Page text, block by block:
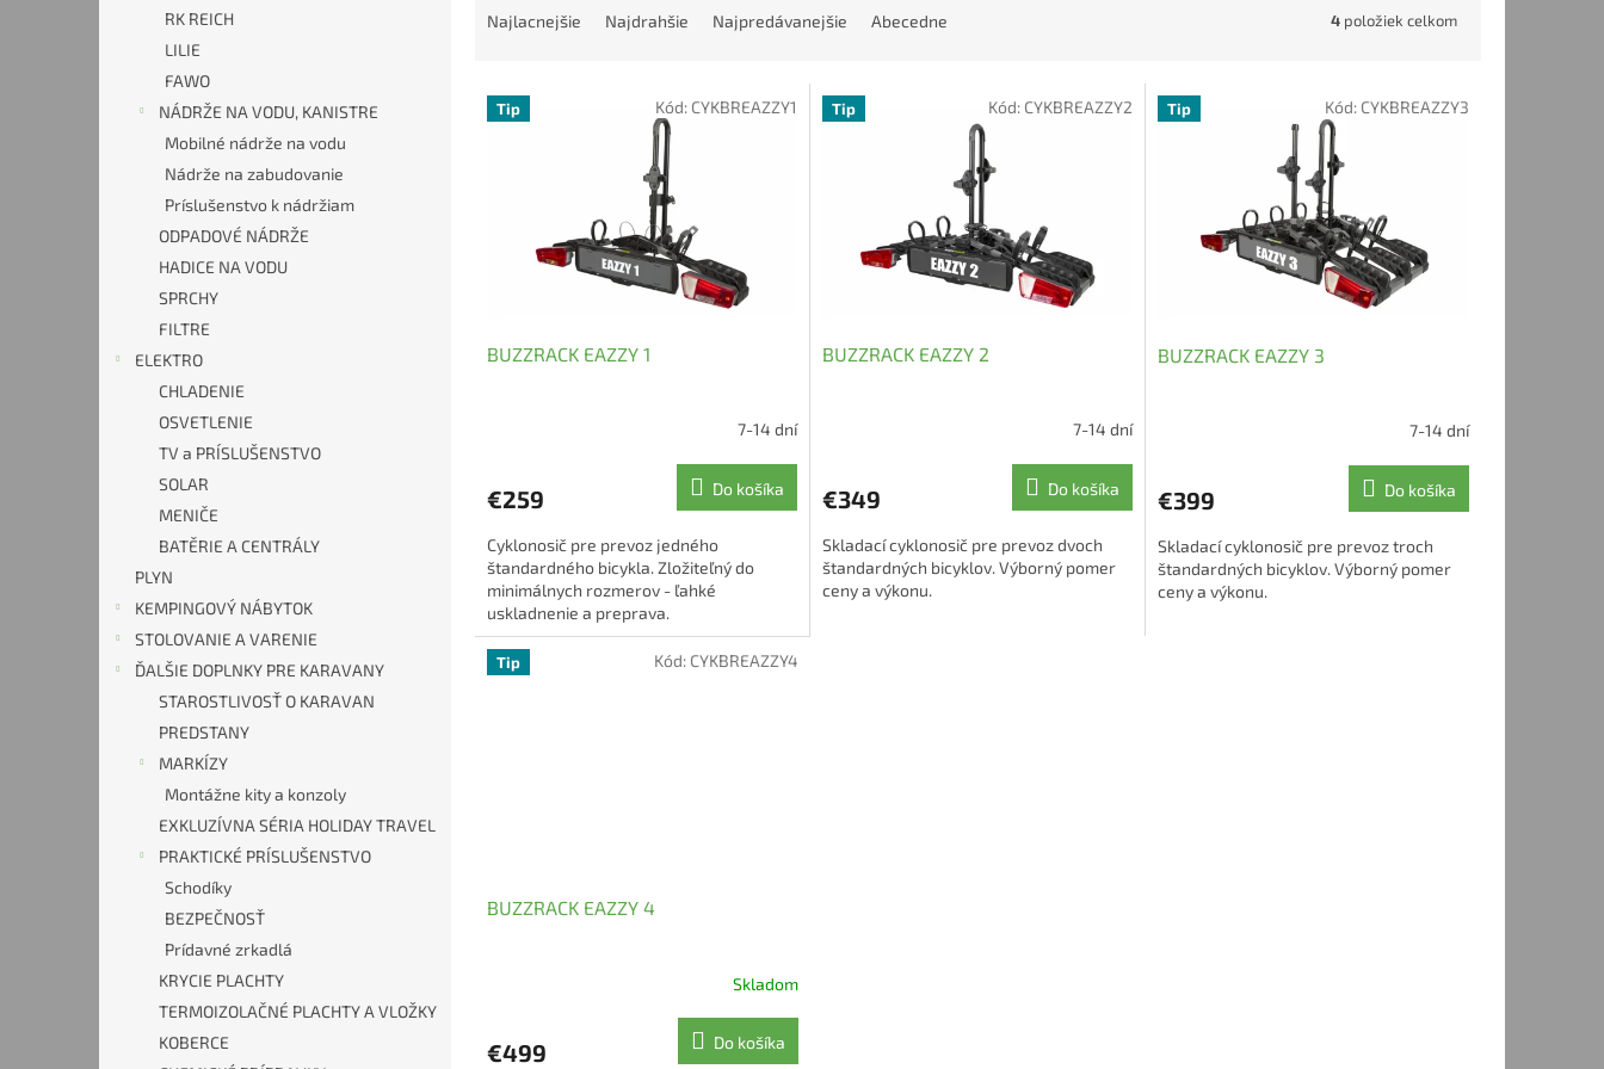
RK REICH
LILIE
FAWO
NÁDRŽE NA VODU, KANISTRE
Mobilné nádrže na vodu
Nádrže na zabudovanie
Príslušenstvo k nádržiam
ODPADOVÉ NÁDRŽE
HADICE NA VODU
SPRCHY
FILTRE
ELEKTRO
CHLADENIE
OSVETLENIE
TV a PRÍSLUŠENSTVO
SOLAR
MENIČE
BATĚRIE A CENTRÁLY
PLYN
KEMPINGOVÝ NÁBYTOK
STOLOVANIE A VARENIE
ĎALŠIE DOPLNKY PRE KARAVANY
STAROSTLIVOSŤ O KARAVAN
PREDSTANY
MARKÍZY
Montážne kity a konzoly
EXKLUZÍVNA SÉRIA HOLIDAY TRAVEL
PRAKTICKÉ PRÍSLUŠENSTVO
Schodíky
BEZPEČNOSŤ
Prídavné zrkadlá
KRYCIE PLACHTY
TERMOIZOLAČNÉ PLACHTY A VLOŽKY
KOBERCE
n
Najlacnejšie Najdrahšie Najpredávanejšie Abecedne 4 položiek celkom
V Tip
BUZZRACK EAZZY 1
7-14 dní
€259 Do košíka
Cyklonosič pre prevoz jedného
štandardného bicykla. Zložiteľný do
minimálnych rozmerov - ľahké
uskladnenie a preprava.
Kód: CYKBREAZZY1 Tip
BUZZRACK EAZZY 2
7-14 dní
€349 Do košíka
Skladací cyklonosič pre prevoz dvoch
štandardných bicyklov. Výborný pomer
ceny a výkonu.
Kód: CYKBREAZZY2 Tip
BUZZRACK EAZZY 3
7-14 dní
€399 Do košíka
Skladací cyklonosič pre prevoz troch
štandardných bicyklov. Výborný pomer
ceny a výkonu.
Kód: CYKBREAZZY3
Tip
BUZZRACK EAZZY 4
je
Skladom
€499 Do košíka
Kód: CYKBREAZZY4